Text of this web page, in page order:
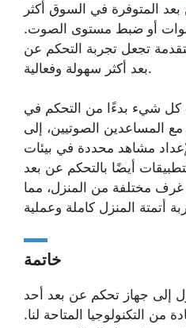
المتوفرة في السوق أكثر
أو ضبط مستوى الصوت.
تجعل تجربة التحكم عن
بعد أكثر سهولة وفعالية.
كل شيء بدءًا من التحكم في
مع المساعدين الصوتيين، إلى
مشاهد محددة في بيئات
أيضًا بالتحكم عن بعد
مختلفة من المنزل، مما
خاتمة
إلى جهاز تحكم عن بعد أحد
من التكنولوجيا المتاحة لنا.